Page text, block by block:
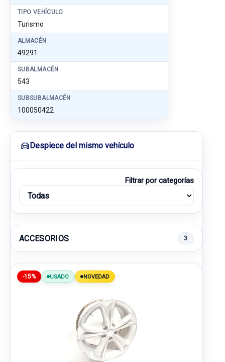
TIPO VEHÍCULO
Turismo
ALMACÉN
49291
SUBALMACÉN
543
SUBSUBALMACÉN
100050422
Despiece del mismo vehículo
Filtrar por categorías
ACCESORIOS 3
-15% USADO NOVEDAD